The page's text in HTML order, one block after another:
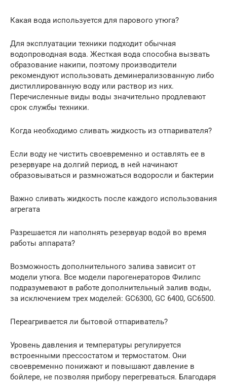
Какая вода используется для парового утюга?
Для эксплуатации техники подходит обычная
водопроводная вода. Жесткая вода способна вызвать
образование накипи, поэтому производители
рекомендуют использовать деминерализованную либо
дистиллированную воду или раствор из них.
Перечисленные виды воды значительно продлевают
срок службы техники.
Когда необходимо сливать жидкость из отпаривателя?
Если воду не чистить своевременно и оставлять ее в
резервуаре на долгий период, в ней начинают
образовываться и размножаться водоросли и бактерии
Важно сливать жидкость после каждого использования
агрегата
Разрешается ли наполнять резервуар водой во время
работы аппарата?
Возможность дополнительного залива зависит от
модели утюга. Все модели парогенераторов Филипс
подразумевают в работе дополнительный залив воды,
за исключением трех моделей: GC6300, GC 6400, GC6500.
Переагривается ли бытовой отпариватель?
Уровень давления и температуры регулируется
встроенными прессостатом и термостатом. Они
своевременно понижают и повышают давление в
бойлере, не позволяя прибору перегреваться. Благодаря